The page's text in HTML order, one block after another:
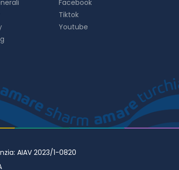
Facebook
Tiktok
Youtube
AIAV 2023/1-0820